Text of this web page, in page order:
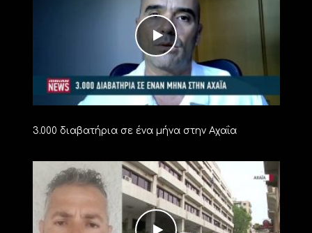
3.000 διαβατήρια σε ένα μήνα στην Αχαΐα